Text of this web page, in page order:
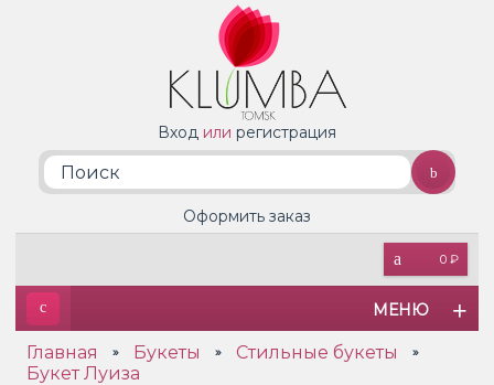
Вход или регистрация
0 ₽
Оформить заказ
МЕНЮ
Главная » Букеты » Стильные букеты »
Букет Луиза